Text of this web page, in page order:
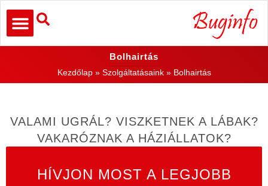
Bolhairtás
Kezdőlap» Szolgáltatásaink» Bolhairtás
VALAMI UGRÁL? VISZKETNEK A LÁBAK?
VAKARÓZNAK A HÁZIÁLLATOK?
HÍVJON MOST A LEGJOBB